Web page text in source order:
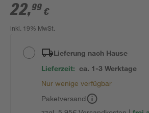
22,99 €
inkl. 19% MwSt.
Lieferung nach Hause
Lieferzeit: ca. 1-3 Werktage
Nur wenige verfügbar
Paketversand